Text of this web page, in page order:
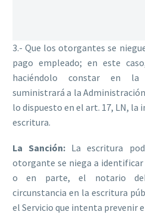
3.- Que los otorgantes se
pago empleado; en este
haciéndolo constar en la
suministrará a la
lo dispuesto en el art. 17, LN, la
escritura.
La Sanción: La escritura
otorgante se niega a
o en parte, el notario
circunstancia en la escritura
el Servicio que intenta prevenir